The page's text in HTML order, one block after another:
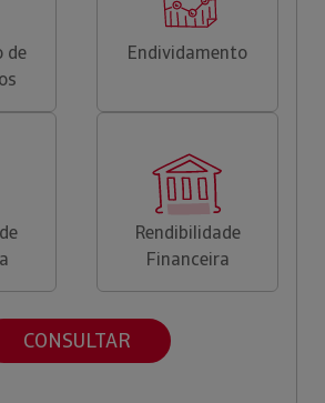
de
Endividamento
Rendibilidade
Financeira
CONSULTAR